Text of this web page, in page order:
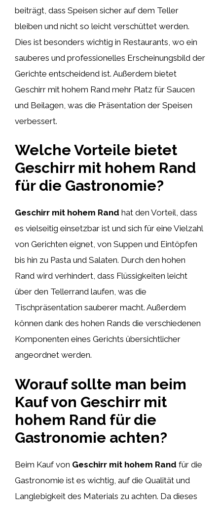
beiträgt, dass Speisen sicher auf dem Teller
bleiben und nicht so leicht verschüttet werden.
Dies ist besonders wichtig in Restaurants, wo ein
sauberes und professionelles Erscheinungsbild der
Gerichte entscheidend ist. Außerdem bietet
Geschirr mit hohem Rand mehr Platz für Saucen
und Beilagen, was die Präsentation der Speisen
verbessert.
Welche Vorteile bietet
Geschirr mit hohem Rand
für die Gastronomie?
Geschirr mit hohem Rand hat den Vorteil, dass
es vielseitig einsetzbar ist und sich für eine Vielzahl
von Gerichten eignet, von Suppen und Eintöpfen
bis hin zu Pasta und Salaten. Durch den hohen
Rand wird verhindert, dass Flüssigkeiten leicht
über den Tellerrand laufen, was die
Tischpräsentation sauberer macht. Außerdem
können dank des hohen Rands die verschiedenen
Komponenten eines Gerichts übersichtlicher
angeordnet werden.
Worauf sollte man beim
Kauf von Geschirr mit
hohem Rand für die
Gastronomie achten?
Beim Kauf von Geschirr mit hohem Rand für die
Gastronomie ist es wichtig, auf die Qualität und
Langlebigkeit des Materials zu achten. Da dieses